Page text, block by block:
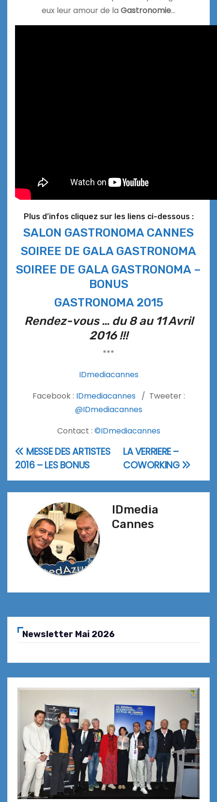
eux leur amour de la Gastronomie…
Plus d’infos cliquez sur les liens ci-dessous :
SALON GASTRONOMA CANNES
SOIREE DE GALA GASTRONOMA
SOIREE DE GALA GASTRONOMA –
BONUS
GASTRONOMA 2015
Rendez-vous … du 8 au 11 Avril
2016 !!!
***
IDmediacannes
Facebook : IDmediacannes / Tweeter :
@IDmediacannes
Contact : ©IDmediacannes
Navigation
de
l’article
LA VERRIERE –
COWORKING
MESSE DES ARTISTES
2016 – LES BONUS
IDmedia
Cannes
Newsletter Mai 2026